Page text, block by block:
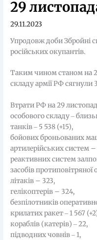
29
29.11.2023
Упродовж доби Збройні
російських окупантів.
Таким чином станом на
складу армії РФ сягнули
Втрати РФ на 29
особового складу ‒
танків ‒ 5 538 (+15),
бойових броньованих
артилерійських систем –
реактивних систем
засобів протиповітряної
літаків – 323,
гелікоптерів – 324,
безпілотників
крилатих ракет ‒ 1 567
кораблів (катерів) ‒ 22,
підводних човнів ‒ 1,